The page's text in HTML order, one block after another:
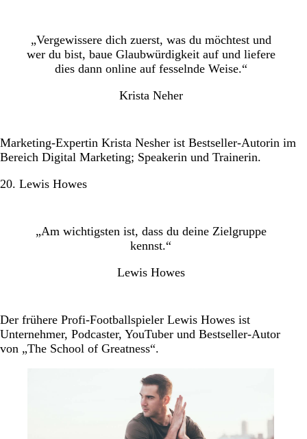
„Vergewissere dich zuerst, was du möchtest und
wer du bist, baue Glaubwürdigkeit auf und liefere
dies dann online auf fesselnde Weise.“
Krista Neher
Marketing-Expertin Krista Nesher ist Bestseller-Autorin im
Bereich Digital Marketing; Speakerin und Trainerin.
20. Lewis Howes
„Am wichtigsten ist, dass du deine Zielgruppe
kennst.“
Lewis Howes
Der frühere Profi-Footballspieler Lewis Howes ist
Unternehmer, Podcaster, YouTuber und Bestseller-Autor
von „The School of Greatness“.